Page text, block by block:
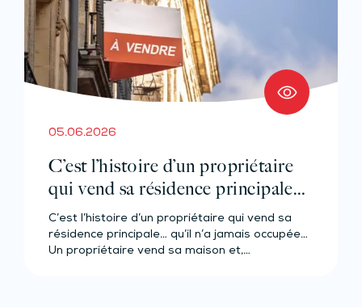
05.06.2026
C’est l’histoire d’un propriétaire
qui vend sa résidence principale…
qu’il n’a jamais occupée…
C’est l’histoire d’un propriétaire qui vend sa
résidence principale… qu’il n’a jamais occupée…
Un propriétaire vend sa maison et,…